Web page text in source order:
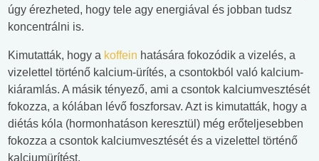
úgy érezheted, hogy tele agy energiával és jobban tudsz
koncentrálni is.
Kimutatták, hogy a koffein hatására fokozódik a vizelés, a
vizelettel történő kalcium-ürítés, a csontokból való kalcium-
kiáramlás. A másik tényező, ami a csontok kalciumvesztését
fokozza, a kólában lévő foszforsav. Azt is kimutatták, hogy a
diétás kóla (hormonhatáson keresztül) még erőteljesebben
fokozza a csontok kalciumvesztését és a vizelettel történő
kalciumürítést.